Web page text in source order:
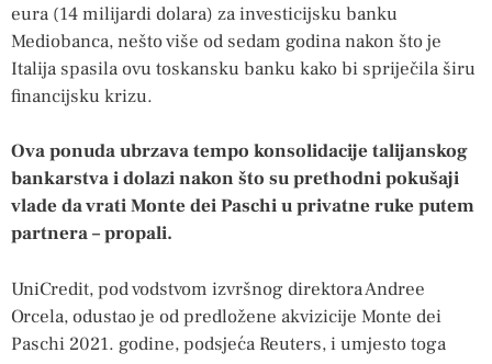
eura (14 milijardi dolara) za investicijsku banku
Mediobanca, nešto više od sedam godina nakon što je
Italija spasila ovu toskansku banku kako bi spriječila širu
financijsku krizu.
Ova ponuda ubrzava tempo konsolidacije talijanskog
bankarstva i dolazi nakon što su prethodni pokušaji
vlade da vrati Monte dei Paschi u privatne ruke putem
partnera – propali.
UniCredit, pod vodstvom izvršnog direktora Andree
Orcela, odustao je od predložene akvizicije Monte dei
Paschi 2021. godine, podsjeća Reuters, i umjesto toga